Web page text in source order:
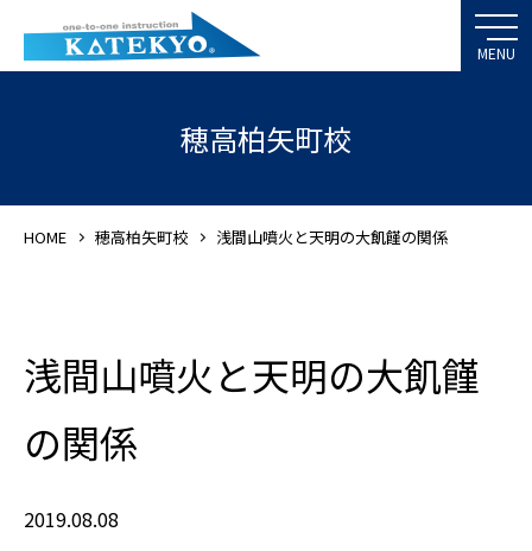
穂高柏矢町校
HOME 穂高柏矢町校 浅間山噴火と天明の大飢饉の関係
浅間山噴火と天明の大飢饉
の関係
2019.08.08